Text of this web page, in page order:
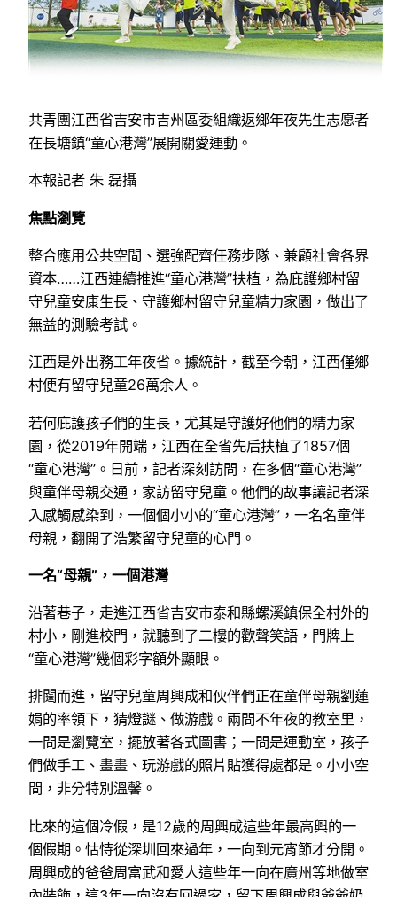
共青團江西省吉安市吉州區委組織返鄉年夜先生志愿者
在長塘鎮“童心港灣”展開關愛運動。
本報記者 朱 磊攝
焦點瀏覽
整合應用公共空間、選強配齊任務步隊、兼顧社會各界
資本……江西連續推進“童心港灣”扶植，為庇護鄉村留
守兒童安康生長、守護鄉村留守兒童精力家園，做出了
無益的測驗考試。
江西是外出務工年夜省。據統計，截至今朝，江西僅鄉
村便有留守兒童26萬余人。
若何庇護孩子們的生長，尤其是守護好他們的精力家
園，從2019年開端，江西在全省先后扶植了1857個
“童心港灣”。日前，記者深刻訪問，在多個“童心港灣”
與童伴母親交通，家訪留守兒童。他們的故事讓記者深
入感觸感染到，一個個小小的“童心港灣”，一名名童伴
母親，翻開了浩繁留守兒童的心門。
一名“母親”，一個港灣
沿著巷子，走進江西省吉安市泰和縣螺溪鎮保全村外的
村小，剛進校門，就聽到了二樓的歡聲笑語，門牌上
“童心港灣”幾個彩字額外顯眼。
排闥而進，留守兒童周興成和伙伴們正在童伴母親劉蓮
娟的率領下，猜燈謎、做游戲。兩間不年夜的教室里，
一間是瀏覽室，擺放著各式圖書；一間是運動室，孩子
們做手工、畫畫、玩游戲的照片貼獲得處都是。小小空
間，非分特別溫馨。
比來的這個冷假，是12歲的周興成這些年最高興的一
個假期。怙恃從深圳回來過年，一向到元宵節才分開。
周興成的爸爸周富武和愛人這些年一向在廣州等地做室